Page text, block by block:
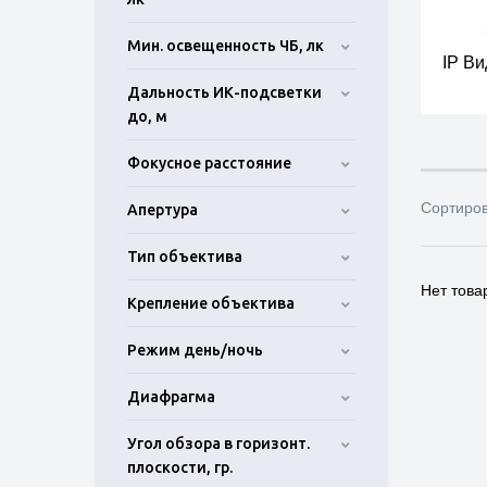
Мин. освещенность ЧБ, лк
Дальность ИК-подсветки
до, м
Фокусное расстояние
Апертура
Тип объектива
Крепление объектива
Режим день/ночь
Диафрагма
Угол обзора в горизонт.
плоскости, гр.
IP
Нет